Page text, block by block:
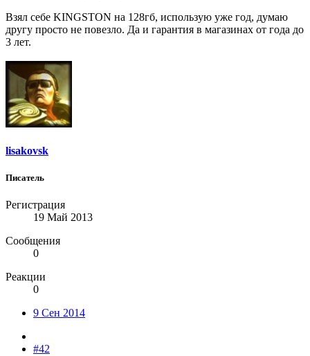
Взял себе KINGSTON на 128гб, использую уже год, думаю
другу просто не повезло. Да и гарантия в магазинах от года до
3 лет.
lisakovsk
Писатель
Регистрация
19 Май 2013
Сообщения
0
Реакции
0
9 Сен 2014
#42